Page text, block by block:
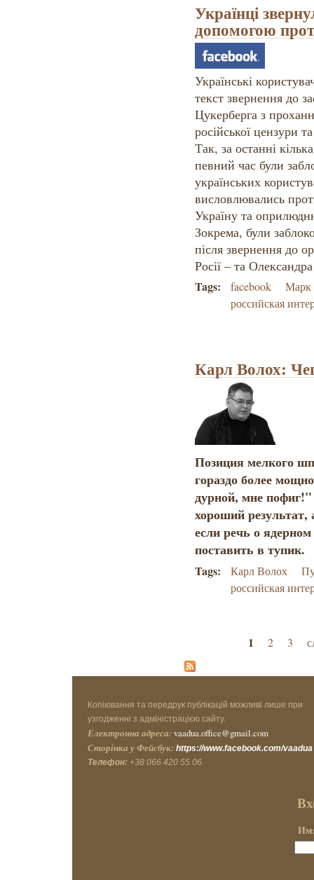
Українці
допомогою
Українські
текст звернення до
Цукерберга з
російської цензури
Так, за останні
певний час були
українських
висловлювались
Україну та
Зокрема, були
після звернення до
Росії – та
Tags: facebook
Марк
российская
Карл Волох:
Позиция мелкого
гораздо более
дурной, мне пофиг!"
хороший
если речь о ядерном
поставить в тупик.
Tags: Карл Волох
российская
Страницы
1 2 3
Копіювання та передрук публікацій можливі лише при
узгодженні з адміністрацією сайту.
Електронна адреса: vaadua.office@gmail.com
Сторінка у Фейсбук: https://www.facebook.com/vaadua
Телефон: +38 066 420 55 06.